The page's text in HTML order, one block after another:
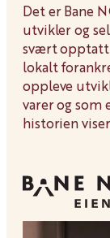
Det er Bane
utvikler og
svært opptatt
lokalt
oppleve
varer og som
historien